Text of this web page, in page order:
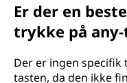
Er der en
trykke på
Der er ingen specifik
tasten, da den ikke